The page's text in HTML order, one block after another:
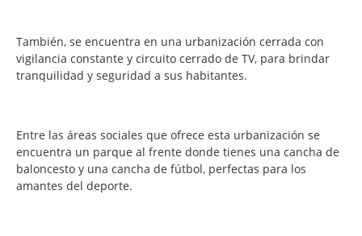
También, se encuentra en una urbanización cerrada con
vigilancia constante y circuito cerrado de TV, para brindar
tranquilidad y seguridad a sus habitantes.
Entre las áreas sociales que ofrece esta urbanización se
encuentra un parque al frente donde tienes una cancha de
baloncesto y una cancha de fútbol, perfectas para los
amantes del deporte.